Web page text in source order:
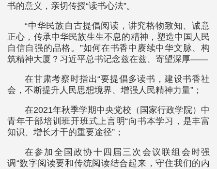
书的意义，亲切传授“读书心法”。
“中华民族自古提倡阅读，讲究格物致知、诚意
正心，传承中华民族生生不息的精神，塑造中国人民
自信自强的品格。”如何在书香中赓续中华文脉、构
筑精神大厦？习近平总书记念兹在兹、寄望深厚——
在甘肃考察时指出“要提倡多读书，建设书香社
会，不断提升人民思想境界、增强人民精神力量”；
在2021年秋季学期中央党校（国家行政学院）中
青年干部培训班开班式上言明“向书本学习，是丰富
知识、增长才干的重要途径”；
在参加全国政协十四届三次会议联组会时强
调“数字阅读要和传统阅读结合起来，守住我们的内